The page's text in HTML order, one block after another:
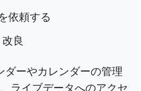
依頼する
良
ダーやカレンダーの管理
ライブデータへのアクセ